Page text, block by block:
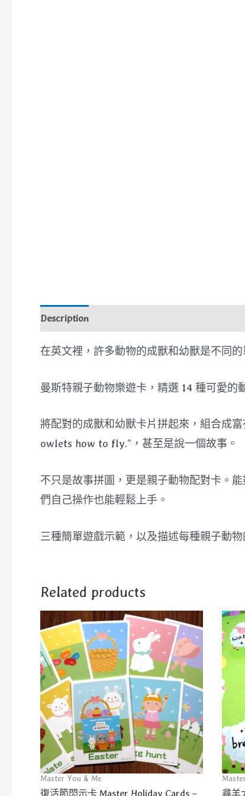
Description
在英文裡，許多動物的成獸和幼獸是不同的
曼斯特親子動物樂遊卡，精選 14 種可愛的
將配對的成獸和幼獸卡片拼起來，組合成
owlets how to fly.”，甚至是說一個故事。
不只是故事拼圖，更是親子動物配對卡。
們自己操作也能輕鬆上手。
三種簡單遊戲示範，以及描述每種親子動
Related products
Master You & Me
復活節閃示卡 Master Holiday Cards – 尋羊